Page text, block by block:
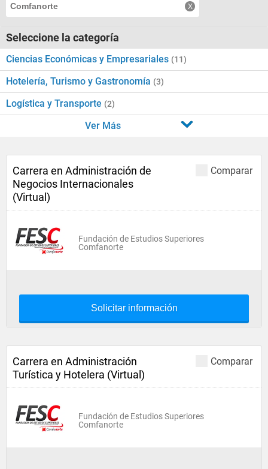
Comfanorte
Seleccione la categoría
Ciencias Económicas y Empresariales (11)
Hotelería, Turismo y Gastronomía (3)
Logística y Transporte (2)
Ver Más
Comparar
Carrera en Administración de
Negocios Internacionales
(Virtual)
Fundación de Estudios Superiores
Comfanorte
Solicitar información
Comparar
Carrera en Administración
Turística y Hotelera (Virtual)
Fundación de Estudios Superiores
Comfanorte